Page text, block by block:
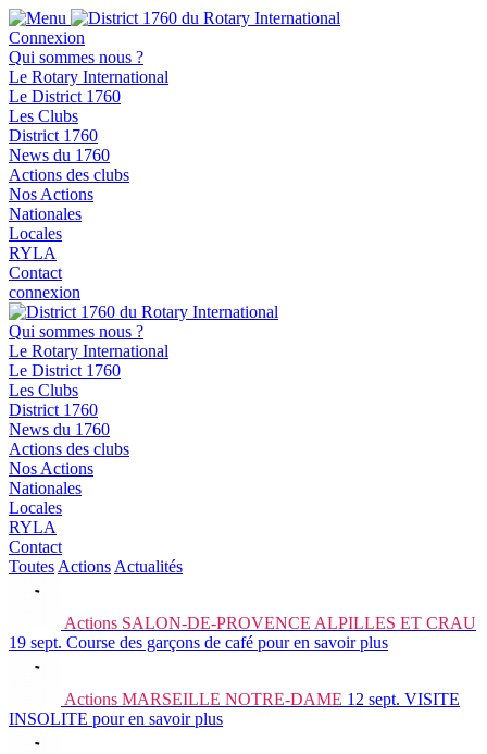
Connexion
Qui sommes nous ?
Le Rotary International
Le District 1760
Les Clubs
District 1760
News du 1760
Actions des clubs
Nos Actions
Nationales
Locales
RYLA
Contact
connexion
Qui sommes nous ?
Le Rotary International
Le District 1760
Les Clubs
District 1760
News du 1760
Actions des clubs
Nos Actions
Nationales
Locales
RYLA
Contact
Toutes Actions Actualités
Actions SALON-DE-PROVENCE ALPILLES ET CRAU
19 sept. Course des garçons de café pour en savoir plus
Actions MARSEILLE NOTRE-DAME 12 sept. VISITE
INSOLITE pour en savoir plus